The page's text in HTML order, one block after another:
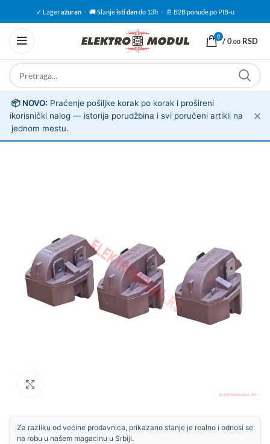
✓ Lageražuran · 🚚 Slanjeisti dando 13h · 📄 B2B ponude po PIB-u
0 /0.00 RSD
ℹ️
📦 NOVO: Praćenje pošiljke korak po korak i prošireni
korisnički nalog — istorija porudžbina i svi poručeni artikli na
jednom mestu.
✕
Za razliku od većine prodavnica, prikazano stanje je realno i odnosi se
na robu u našem magacinu u Srbiji.